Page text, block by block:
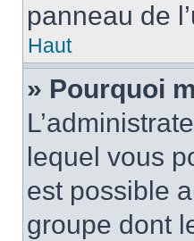
panneau de
Haut
» Pourquoi
lequel vous
est possible
groupe dont